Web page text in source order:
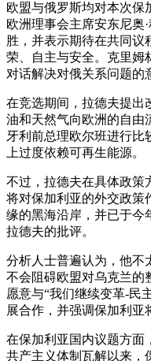
欧盟与俄罗斯均对本次保
欧洲理事会主席安东尼奥
胜，并表示期待在共同议
荣、自主与安全。克里姆
对话解决对俄关系问题的
在竞选期间，拉德夫提出
油和天然气向欧洲的自由
牙利前总理欧尔班进行比
上过度依赖可再生能源。
不过，拉德夫在具体政策
将对保加利亚的外交政策
缘的黑海沿岸，并已于今
拉德夫的批评。
分析人士普遍认为，他不
不会阻碍欧盟对乌克兰的
愿意与“我们继续变革-民
展合作，并强调保加利亚
在保加利亚国内议题方面
共产主义体制瓦解以来，